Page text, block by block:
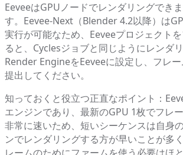
EeveeはGPUノードでレンダリングでき
す。Eevee-Next（Blender 4.2以降）は
実行が可能なため、Eeveeプロジェクト
ると、Cyclesジョブと同じようにレンダリ
Render EngineをEeveeに設定し、フレ
提出してください。
知っておくと役立つ正直なポイント：
エンジンであり、最新のGPU 1枚でフレ
非常に速いため、短いシーケンスは自身
ンでレンダリングする方が早いことが多